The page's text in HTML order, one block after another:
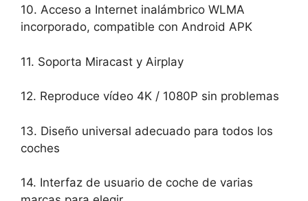
10. Acceso a Internet inalámbrico WLMA
incorporado, compatible con Android APK
11. Soporta Miracast y Airplay
12. Reproduce vídeo 4K / 1080P sin problemas
13. Diseño universal adecuado para todos los
coches
14. Interfaz de usuario de coche de varias